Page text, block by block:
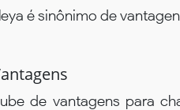
é sinônimo de
de vantagens para